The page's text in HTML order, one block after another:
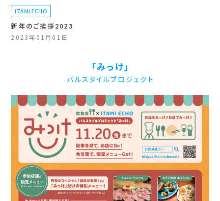
ITAMI ECHO
新年のご挨拶2023
2023年01月01日
「みっけ」
バルスタイルプロジェクト